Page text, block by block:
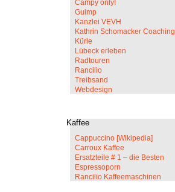
Campy only!
Guimp
Kanzlei VEVH
Kathrin Schomacker Coaching
Kürle
Lübeck erleben
Radtouren
Rancilio
Treibsand
Webdesign
Kaffee
Cappuccino [Wikipedia]
Carroux Kaffee
Ersatzteile # 1 – die Besten
Espressoporn
Rancilio Kaffeemaschinen